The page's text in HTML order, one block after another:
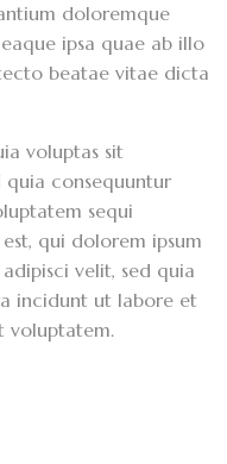
doloremque
ipsa quae ab illo
beatae vitae dicta
voluptas sit
consequuntur
sequi
qui dolorem ipsum
velit, sed quia
incidunt ut labore et
voluptatem.